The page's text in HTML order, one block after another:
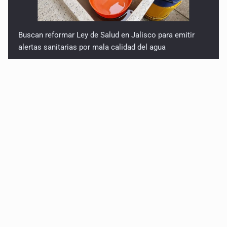
Buscan reformar Ley de Salud en Jalisco para emitir
alertas sanitarias por mala calidad del agua